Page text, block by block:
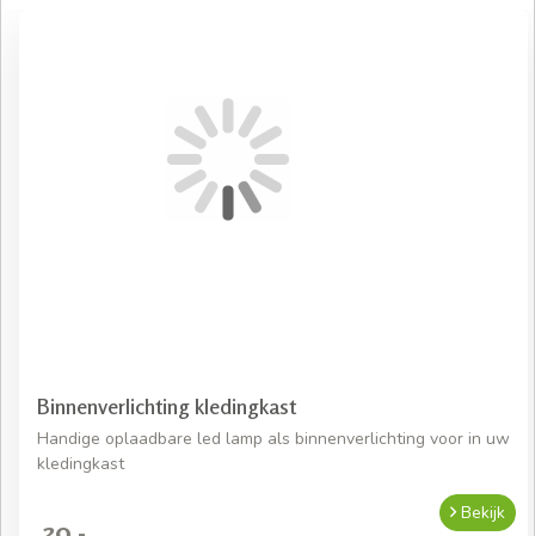
Binnenverlichting kledingkast
Handige oplaadbare led lamp als binnenverlichting voor in uw
kledingkast
Bekijk